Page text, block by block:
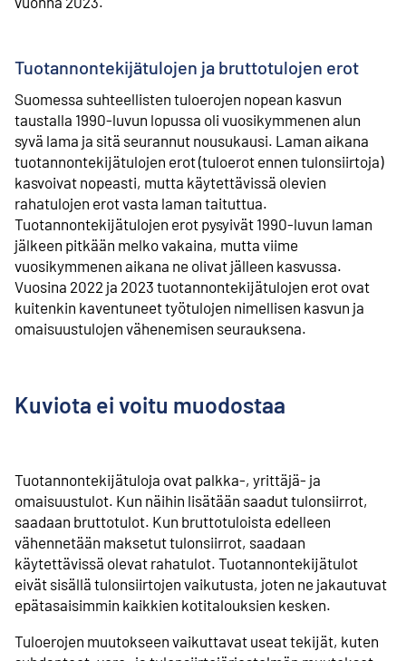
Tuotannontekijätulojen ja bruttotulojen erot
Suomessa suhteellisten tuloerojen nopean kasvun
taustalla 1990-luvun lopussa oli vuosikymmenen alun
syvä lama ja sitä seurannut nousukausi. Laman aikana
tuotannontekijätulojen erot (tuloerot ennen tulonsiirtoja)
kasvoivat nopeasti, mutta käytettävissä olevien
rahatulojen erot vasta laman taituttua.
Tuotannontekijätulojen erot pysyivät 1990-luvun laman
jälkeen pitkään melko vakaina, mutta viime
vuosikymmenen aikana ne olivat jälleen kasvussa.
Vuosina 2022 ja 2023 tuotannontekijätulojen erot ovat
kuitenkin kaventuneet työtulojen nimellisen kasvun ja
omaisuustulojen vähenemisen seurauksena.
Kuviota ei voitu muodostaa
Tuotannontekijätuloja ovat palkka-, yrittäjä- ja
omaisuustulot. Kun näihin lisätään saadut tulonsiirrot,
saadaan bruttotulot. Kun bruttotuloista edelleen
vähennetään maksetut tulonsiirrot, saadaan
käytettävissä olevat rahatulot. Tuotannontekijätulot
eivät sisällä tulonsiirtojen vaikutusta, joten ne jakautuvat
epätasaisimmin kaikkien kotitalouksien kesken.
Tuloerojen muutokseen vaikuttavat useat tekijät, kuten